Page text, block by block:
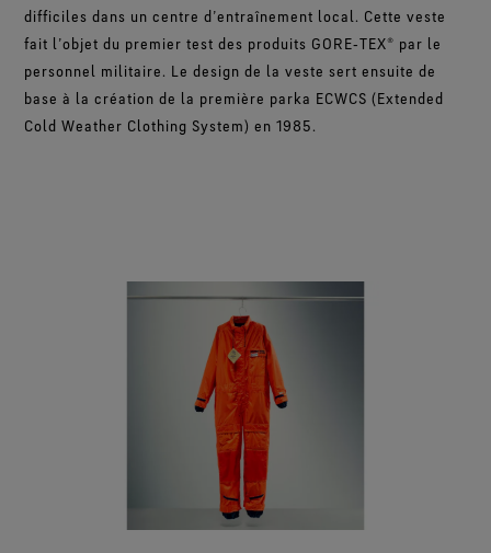
difficiles dans un centre d’entraînement local. Cette veste
fait l’objet du premier test des produits GORE‑TEX® par le
personnel militaire. Le design de la veste sert ensuite de
base à la création de la première parka ECWCS (Extended
Cold Weather Clothing System) en 1985.